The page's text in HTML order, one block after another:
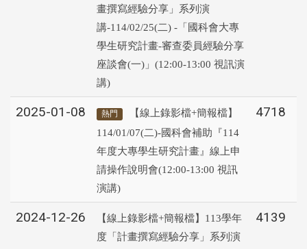
畫撰寫經驗分享」系列演
講-114/02/25(二) -「國科會大專
學生研究計畫-審查委員經驗分享
座談會(一)」(12:00-13:00 視訊演
講)
2025-01-08 熱門
【線上錄影檔+簡報檔】
114/01/07(二)-國科會補助『114
年度大專學生研究計畫』線上申
請操作說明會(12:00-13:00 視訊
演講)
4718
2024-12-26
【線上錄影檔+簡報檔】113學年
度「計畫撰寫經驗分享」系列演
4139